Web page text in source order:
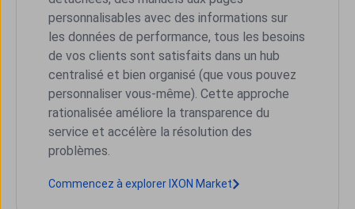
personnalisables avec des informations sur
les données de performance, tous les besoins
de vos clients sont satisfaits dans un hub
centralisé et bien organisé (que vous pouvez
personnaliser vous-même). Cette approche
rationalisée améliore la transparence du
service et accélère la résolution des
problèmes.
Commencez à explorer IXON Market